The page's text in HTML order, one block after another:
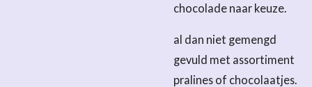
chocolade naar keuze.
al dan niet gemengd
gevuld met assortiment
pralines of chocolaatjes.